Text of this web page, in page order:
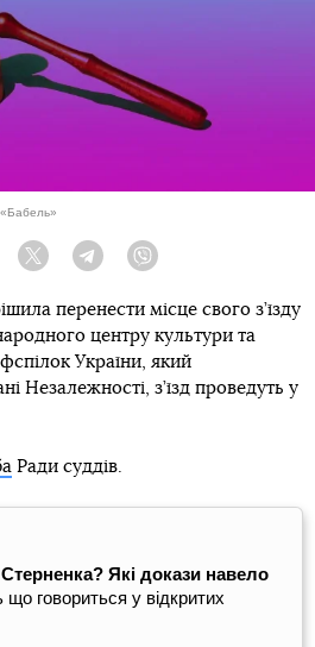
Twitter TelegramViber
перенести місце свого з’їзду
центру культури та
України, який
Незалежності, з’їзд проведуть у
Ради суддів.
Які докази навело
говориться у відкритих